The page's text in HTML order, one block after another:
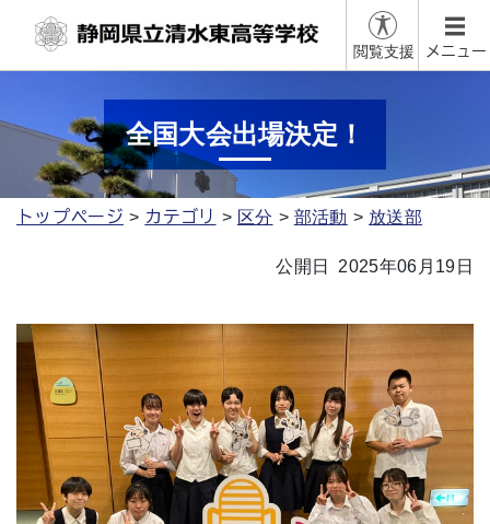
閲覧支援 メニュー
全国大会出場決定！
トップページ カテゴリ 区分 部活動 放送部
公開日 2025年06月19日